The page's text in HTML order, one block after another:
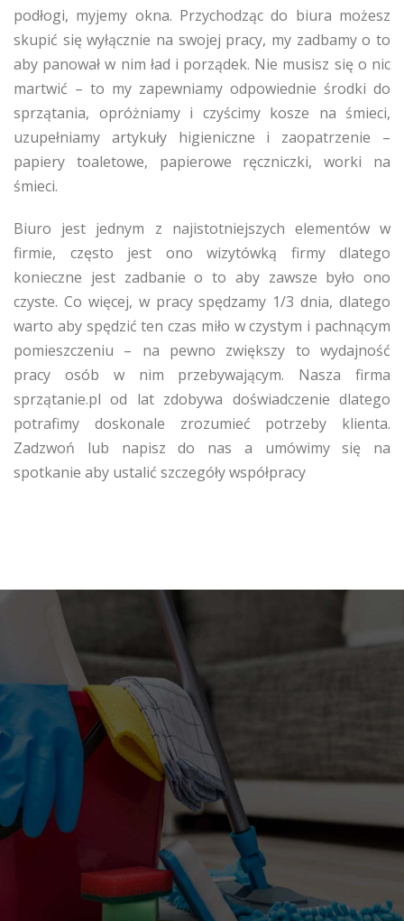
podłogi, myjemy okna. Przychodząc do biura możesz
skupić się wyłącznie na swojej pracy, my zadbamy o to
aby panował w nim ład i porządek. Nie musisz się o nic
martwić – to my zapewniamy odpowiednie środki do
sprzątania, opróżniamy i czyścimy kosze na śmieci,
uzupełniamy artykuły higieniczne i zaopatrzenie –
papiery toaletowe, papierowe ręczniczki, worki na
śmieci.
Biuro jest jednym z najistotniejszych elementów w
firmie, często jest ono wizytówką firmy dlatego
konieczne jest zadbanie o to aby zawsze było ono
czyste. Co więcej, w pracy spędzamy 1/3 dnia, dlatego
warto aby spędzić ten czas miło w czystym i pachnącym
pomieszczeniu – na pewno zwiększy to wydajność
pracy osób w nim przebywającym. Nasza firma
sprzątanie.pl od lat zdobywa doświadczenie dlatego
potrafimy doskonale zrozumieć potrzeby klienta.
Zadzwoń lub napisz do nas a umówimy się na
spotkanie aby ustalić szczegóły współpracy